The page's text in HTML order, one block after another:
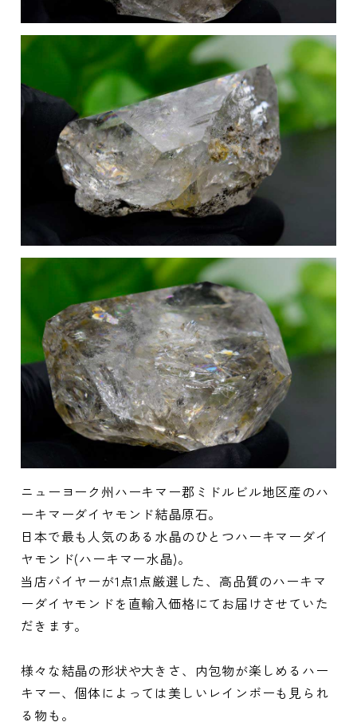
ニューヨーク州ハーキマー郡ミドルビル地区産のハ
ーキマーダイヤモンド結晶原石。
日本で最も人気のある水晶のひとつハーキマーダイ
ヤモンド(ハーキマー水晶)。
当店バイヤーが1点1点厳選した、高品質のハーキマ
ーダイヤモンドを直輸入価格にてお届けさせていた
だきます。
様々な結晶の形状や大きさ、内包物が楽しめるハー
キマー、個体によっては美しいレインボーも見られ
る物も。